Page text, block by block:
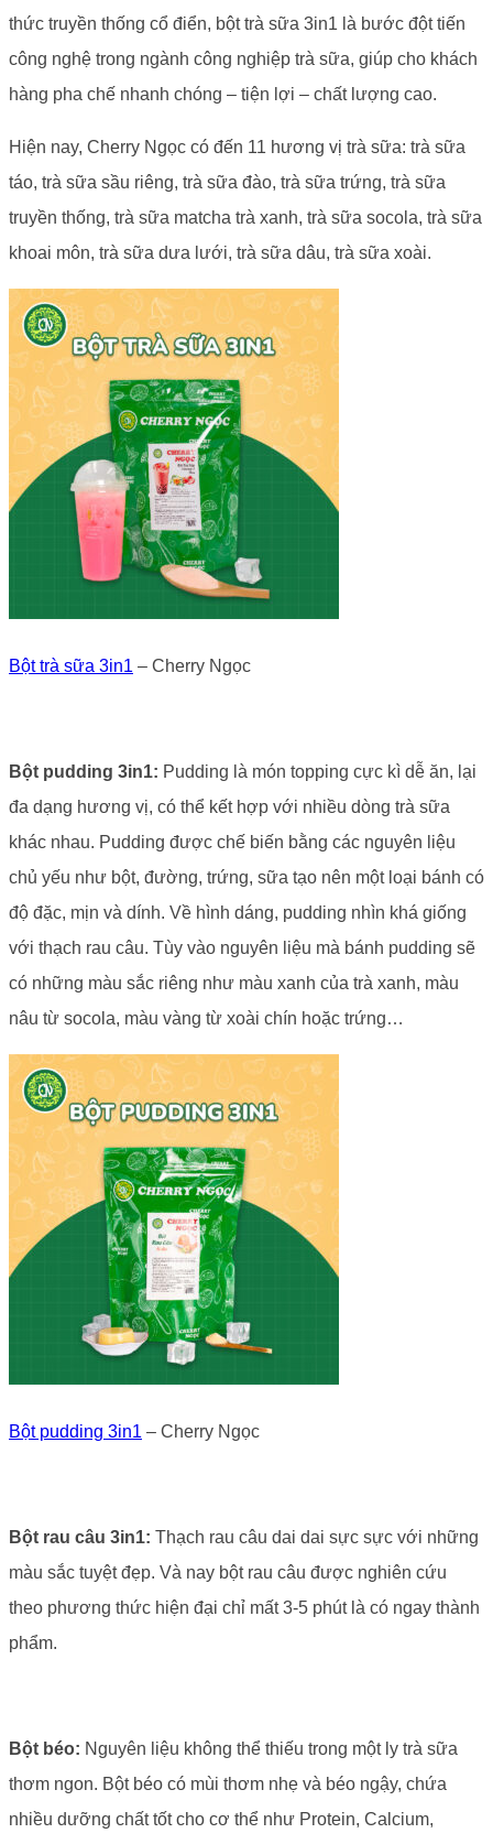
thức truyền thống cổ điển, bột trà sữa 3in1 là bước đột tiến
công nghệ trong ngành công nghiệp trà sữa, giúp cho khách
hàng pha chế nhanh chóng – tiện lợi – chất lượng cao.
Hiện nay, Cherry Ngọc có đến 11 hương vị trà sữa: trà sữa
táo, trà sữa sầu riêng, trà sữa đào, trà sữa trứng, trà sữa
truyền thống, trà sữa matcha trà xanh, trà sữa socola, trà sữa
khoai môn, trà sữa dưa lưới, trà sữa dâu, trà sữa xoài.
Bột trà sữa 3in1 – Cherry Ngọc
Bột pudding 3in1: Pudding là món topping cực kì dễ ăn, lại
đa dạng hương vị, có thể kết hợp với nhiều dòng trà sữa
khác nhau. Pudding được chế biến bằng các nguyên liệu
chủ yếu như bột, đường, trứng, sữa tạo nên một loại bánh có
độ đặc, mịn và dính. Về hình dáng, pudding nhìn khá giống
với thạch rau câu. Tùy vào nguyên liệu mà bánh pudding sẽ
có những màu sắc riêng như màu xanh của trà xanh, màu
nâu từ socola, màu vàng từ xoài chín hoặc trứng…
Bột pudding 3in1 – Cherry Ngọc
Bột rau câu 3in1: Thạch rau câu dai dai sực sực với những
màu sắc tuyệt đẹp. Và nay bột rau câu được nghiên cứu
theo phương thức hiện đại chỉ mất 3-5 phút là có ngay thành
phẩm.
Bột béo: Nguyên liệu không thể thiếu trong một ly trà sữa
thơm ngon. Bột béo có mùi thơm nhẹ và béo ngậy, chứa
nhiều dưỡng chất tốt cho cơ thể như Protein, Calcium,